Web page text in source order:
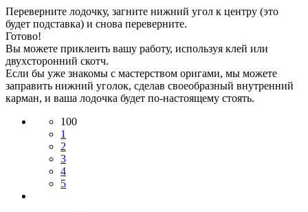
Переверните лодочку, загните нижний угол к центру (это
будет подставка) и снова переверните.
Готово!
Вы можете приклеить вашу работу, используя клей или
двухсторонний скотч.
Если бы уже знакомы с мастерством оригами, мы можете
заправить нижний уголок, сделав своеобразный внутренний
карман, и ваша лодочка будет по-настоящему стоять.
100
1
2
3
4
5